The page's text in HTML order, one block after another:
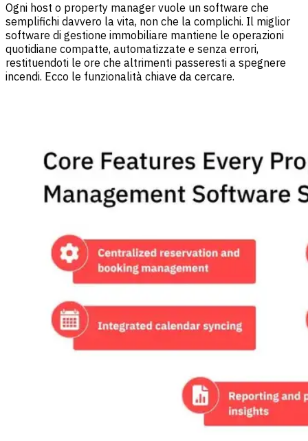
Ogni host o property manager vuole un software che
semplifichi davvero la vita, non che la complichi. Il miglior
software di gestione immobiliare mantiene le operazioni
quotidiane compatte, automatizzate e senza errori,
restituendoti le ore che altrimenti passeresti a spegnere
incendi. Ecco le funzionalità chiave da cercare.